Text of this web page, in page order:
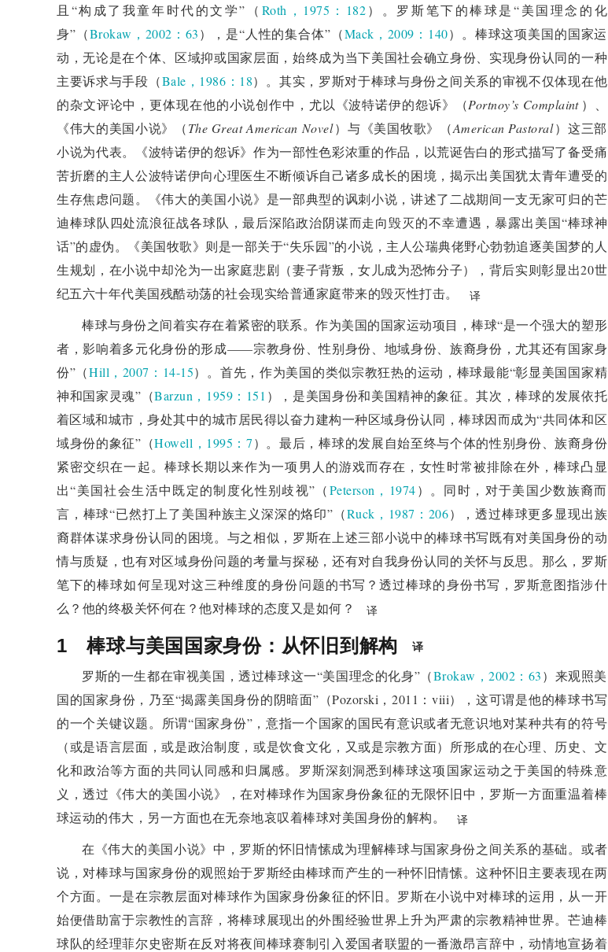
且“构成了我童年时代的文学”（ Roth，1975：182）。罗斯笔下的棒球是“美国理念的化
身”（Brokaw，2002：63），是“人性的集合体”（Mack，2009：140）。棒球这项美国的国家运
动，无论是在个体、区域抑或国家层面，始终成为当下美国社会确立身份、实现身份认同的一种
主要诉求与手段（Bale，1986：18）。其实，罗斯对于棒球与身份之间关系的审视不仅体现在他
的杂文评论中，更体现在他的小说创作中，尤以《波特诺伊的怨诉》（Portnoy’s Complaint ）、
《伟大的美国小说》（The Great American Novel）与《美国牧歌》（American Pastoral）这三部
小说为代表。《波特诺伊的怨诉》作为一部性色彩浓重的作品，以荒诞告白的形式描写了备受痛
苦折磨的主人公波特诺伊向心理医生不断倾诉自己诸多成长的困境，揭示出美国犹太青年遭受的
生存焦虑问题。《伟大的美国小说》是一部典型的讽刺小说，讲述了二战期间一支无家可归的芒
迪棒球队四处流浪征战各球队，最后深陷政治阴谋而走向毁灭的不幸遭遇，暴露出美国“棒球神
话”的虚伪。《美国牧歌》则是一部关于“失乐园”的小说，主人公瑞典佬野心勃勃追逐美国梦的人
生规划，在小说中却沦为一出家庭悲剧（妻子背叛，女儿成为恐怖分子），背后实则彰显出20世
纪五六十年代美国残酷动荡的社会现实给普通家庭带来的毁灭性打击。
译
棒球与身份之间着实存在着紧密的联系。作为美国的国家运动项目，棒球“是一个强大的塑形
者，影响着多元化身份的形成——宗教身份、性别身份、地域身份、族裔身份，尤其还有国家身
份”（Hill，2007：14-15）。首先，作为美国的类似宗教狂热的运动，棒球最能“彰显美国国家精
神和国家灵魂”（Barzun，1959：151 ），是美国身份和美国精神的象征。其次，棒球的发展依托
着区域和城市，身处其中的城市居民得以奋力建构一种区域身份认同，棒球因而成为“共同体和区
域身份的象征”（Howell，1995：7）。最后，棒球的发展自始至终与个体的性别身份、族裔身份
紧密交织在一起。棒球长期以来作为一项男人的游戏而存在，女性时常被排除在外，棒球凸显
出“美国社会生活中既定的制度化性别歧视”（Peterson，1974）。同时，对于美国少数族裔而
言，棒球“已然打上了美国种族主义深深的烙印”（Ruck，1987：206），透过棒球更多显现出族
裔群体谋求身份认同的困境。与之相似，罗斯在上述三部小说中的棒球书写既有对美国身份的动
情与质疑，也有对区域身份问题的考量与探秘，还有对自我身份认同的关怀与反思。那么，罗斯
笔下的棒球如何呈现对这三种维度的身份问题的书写？透过棒球的身份书写，罗斯意图指涉什
么？他的终极关怀何在？他对棒球的态度又是如何？
译
1 棒球与美国国家身份：从怀旧到解构 译
罗斯的一生都在审视美国，透过棒球这一“美国理念的化身”（Brokaw，2002：63）来观照美
国的国家身份，乃至“揭露美国身份的阴暗面”（Pozorski，2011：viii），这可谓是他的棒球书写
的一个关键议题。所谓“国家身份”，意指一个国家的国民有意识或者无意识地对某种共有的符号
（或是语言层面，或是政治制度，或是饮食文化，又或是宗教方面）所形成的在心理、历史、文
化和政治等方面的共同认同感和归属感。罗斯深刻洞悉到棒球这项国家运动之于美国的特殊意
义，透过《伟大的美国小说》，在对棒球作为国家身份象征的无限怀旧中，罗斯一方面重温着棒
球运动的伟大，另一方面也在无奈地哀叹着棒球对美国身份的解构。
译
在《伟大的美国小说》中，罗斯的怀旧情愫成为理解棒球与国家身份之间关系的基础。或者
说，对棒球与国家身份的观照始于罗斯经由棒球而产生的一种怀旧情愫。这种怀旧主要表现在两
个方面。一是在宗教层面对棒球作为国家身份象征的怀旧。罗斯在小说中对棒球的运用，从一开
始便借助富于宗教性的言辞，将棒球展现出的外围经验世界上升为严肃的宗教精神世界。芒迪棒
球队的经理菲尔史密斯在反对将夜间棒球赛制引入爱国者联盟的一番激昂言辞中，动情地宣扬着